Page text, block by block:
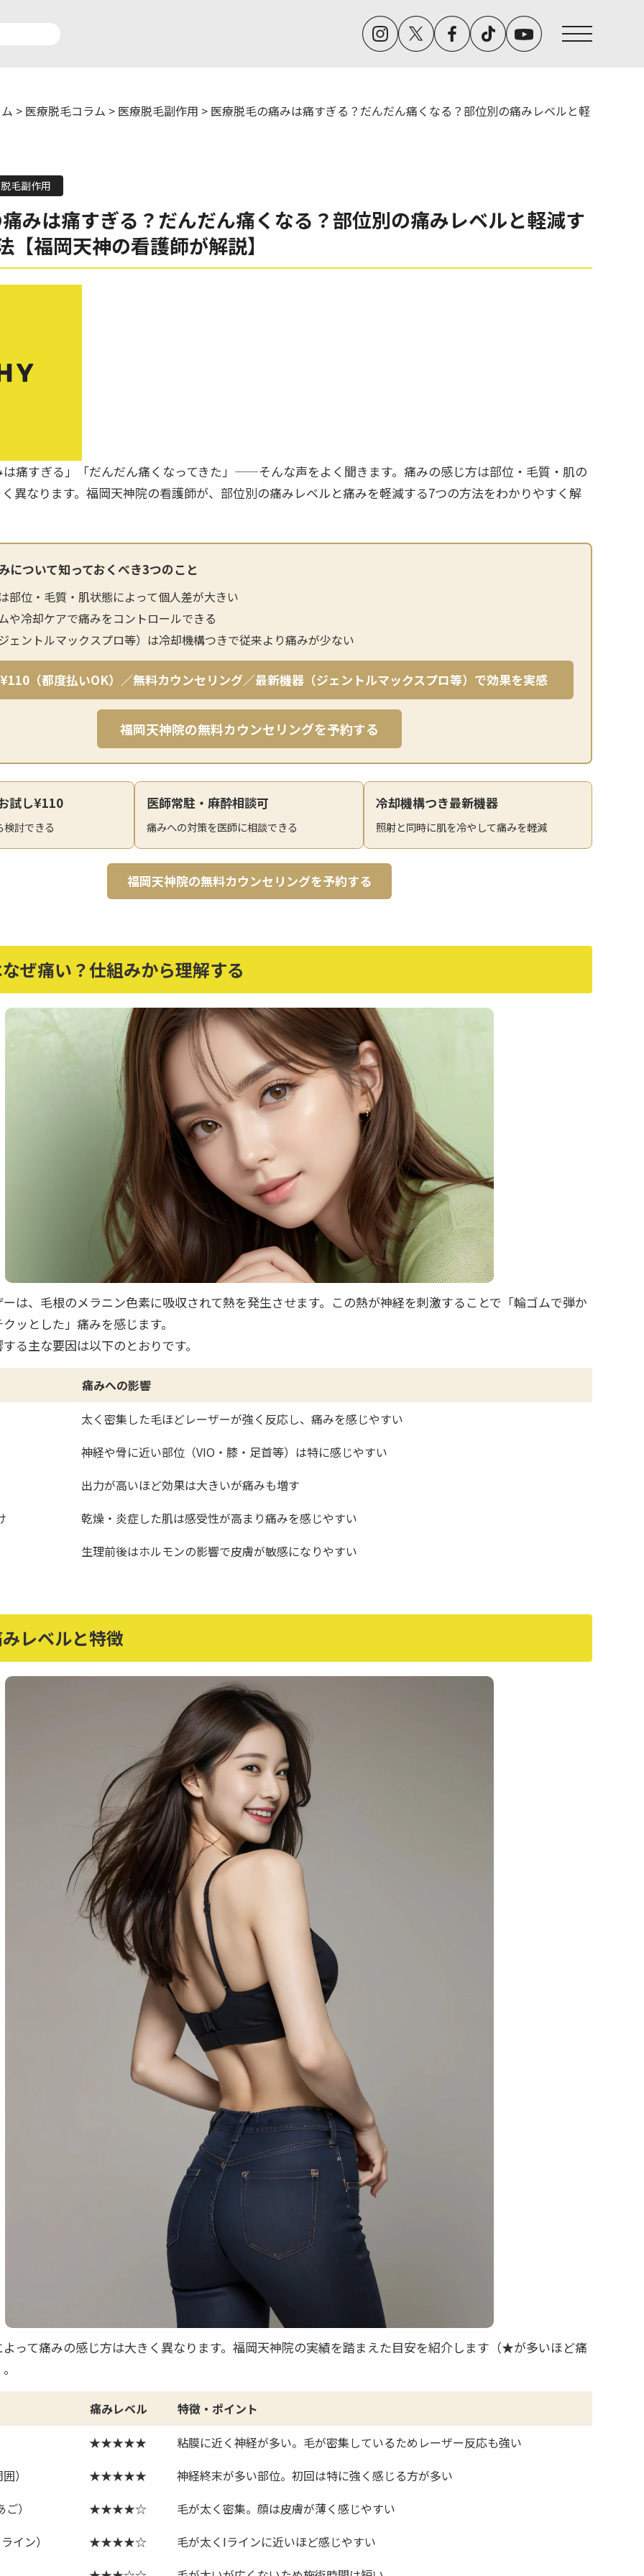
毛症例一覧
トメイク症例一覧
ニック一覧
お問い合わせ
プライバシーポリシー
> 医療脱毛コラム > 医療脱毛副作用 > 医療脱毛の痛みは痛すぎる？だんだん痛くなる？部位別の痛みレベルと軽
毛副作用
みは痛すぎる？だんだん痛くなる？部位別の痛みレベルと軽減す
【福岡天神の看護師が解説】
痛すぎる」「だんだん痛くなってきた」——そんな声をよく聞きます。痛みの感じ方は部位・毛質・肌の
異なります。福岡天神院の看護師が、部位別の痛みレベルと痛みを軽減する7つの方法をわかりやすく解
について知っておくべき3つのこと
部位・毛質・肌状態によって個人差が大きい
や冷却ケアで痛みをコントロールできる
ェントルマックスプロ等）は冷却機構つきで従来より痛みが少ない
（都度払いOK）／無料カウンセリング／最新機器（ジェントルマックスプロ等）で効果を実感
福岡天神院の無料カウンセリングを予約する
試し¥110
討できる
医師常駐・麻酔相談可
痛みへの対策を医師に相談できる
冷却機構つき最新機器
照射と同時に肌を冷やして痛みを軽減
福岡天神院の無料カウンセリングを予約する
ぜ痛い？仕組みから理解する
は、毛根のメラニン色素に吸収されて熱を発生させます。この熱が神経を刺激することで「輪ゴムで弾か
ッとした」痛みを感じます。
る主な要因は以下のとおりです。
痛みへの影響
太く密集した毛ほどレーザーが強く反応し、痛みを感じやすい
神経や骨に近い部位（VIO・膝・足首等）は特に感じやすい
出力が高いほど効果は大きいが痛みも増す
乾燥・炎症した肌は感受性が高まり痛みを感じやすい
生理前後はホルモンの影響で皮膚が敏感になりやすい
レベルと特徴
って痛みの感じ方は大きく異なります。福岡天神院の実績を踏まえた目安を紹介します（★が多いほど痛
痛みレベル
特徴・ポイント
★★★★★
粘膜に近く神経が多い。毛が密集しているためレーザー反応も強い
）
★★★★★
神経終末が多い部位。初回は特に強く感じる方が多い
）
★★★★☆
毛が太く密集。顔は皮膚が薄く感じやすい
イン）
★★★★☆
毛が太くIラインに近いほど感じやすい